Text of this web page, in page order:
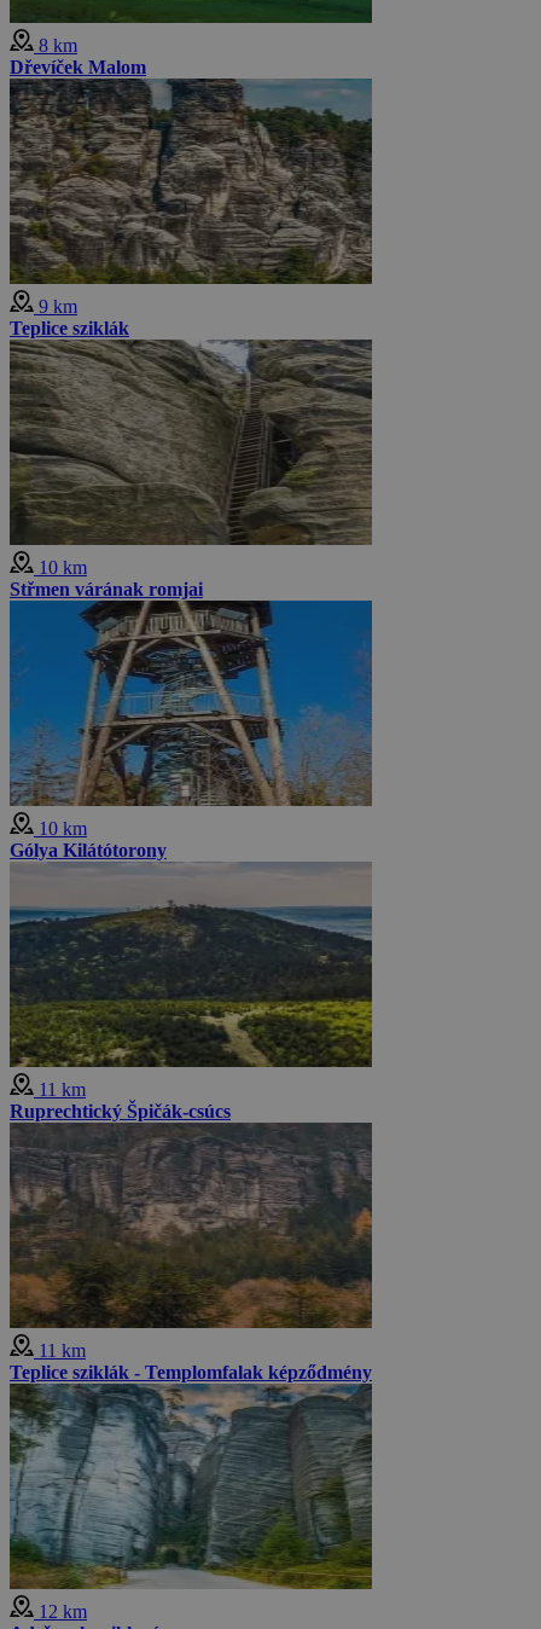
8 km
Dřevíček Malom
9 km
Teplice sziklák
10 km
Střmen várának romjai
10 km
Gólya Kilátótorony
11 km
Ruprechtický Špičák-csúcs
11 km
Teplice sziklák - Templomfalak képződmény
12 km